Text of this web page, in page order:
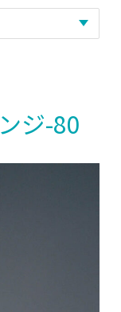
ジ-80